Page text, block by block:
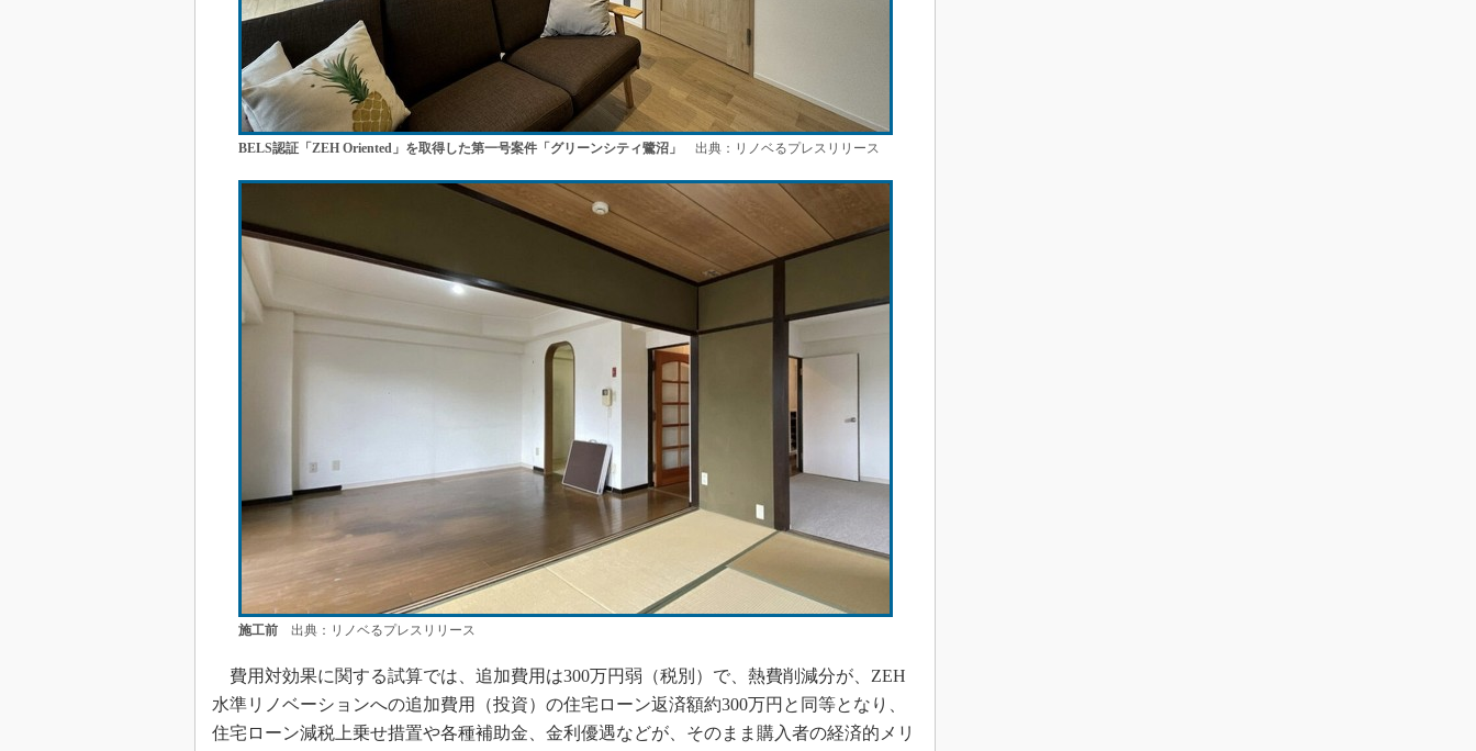
BELS認証「ZEH Oriented」を取得した第一号案件「グリーンシティ鷺沼」 出典：リノベるプレスリリース
施工前出典：リノベるプレスリリース
費用対効果に関する試算では、追加費用は300万円弱（税別）で、熱費削減分が、ZEH
水準リノベーションへの追加費用（投資）の住宅ローン返済額約300万円と同等となり、
住宅ローン減税上乗せ措置や各種補助金、金利優遇などが、そのまま購入者の経済的メリ